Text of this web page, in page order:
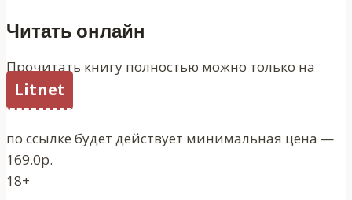
Читать онлайн
Прочитать книгу полностью можно только на
Litnet
по ссылке будет действует минимальная цена —
169.0р.
18+